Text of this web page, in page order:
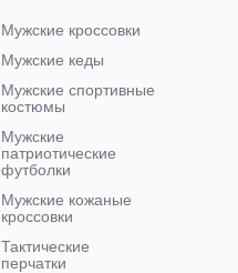
Мужские кроссовки
Мужские кеды
Мужские спортивные
костюмы
Мужские
патриотические
футболки
Мужские кожаные
кроссовки
Тактические
перчатки